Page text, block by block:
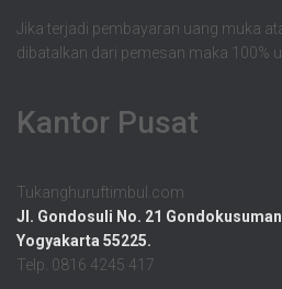
Jika terjadi pembayaran uang muka
dibatalkan dari pemesan maka 100%
Kantor Pusat
Tukanghuruftimbul.com
Jl. Gondosuli No. 21 Gondokusuman
Yogyakarta 55225.
Telp. 0816 4245 417